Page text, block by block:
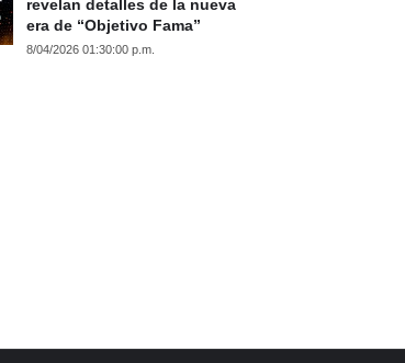
revelan detalles de la nueva
era de “Objetivo Fama”
8/04/2026 01:30:00 p.m.